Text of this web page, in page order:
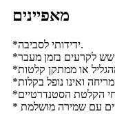
מאפיינים
*ידידותי לסביבה.